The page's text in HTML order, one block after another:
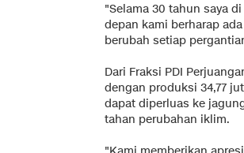
"Selama 30 tahun saya
depan kami berharap
berubah setiap
Dari Fraksi PDI
dengan produksi 34,77
dapat diperluas ke
tahan perubahan iklim.